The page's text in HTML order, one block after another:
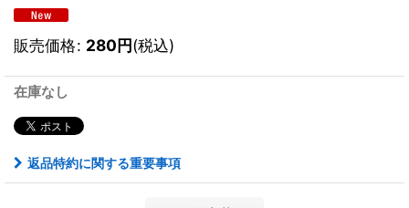
販売価格: 280円(税込)
在庫なし
返品特約に関する重要事項